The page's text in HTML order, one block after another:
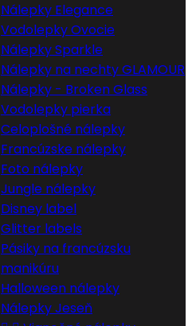
Nálepky Elegance
Vodolepky Ovocie
Nálepky Sparkle
Nálepky na nechty GLAMOUR
Nálepky - Broken Glass
Vodolepky pierka
Celoplošné nálepky
Francúzske nálepky
Foto nálepky
Jungle nálepky
Disney label
Glitter labels
Pásiky na francúzsku
manikúru
Halloween nálepky
Nálepky Jeseň